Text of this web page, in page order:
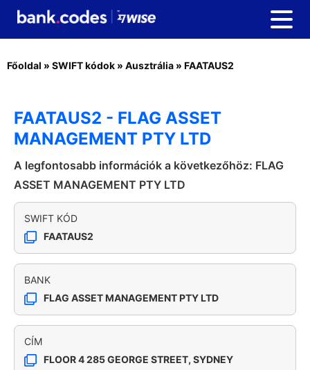
Főoldal » SWIFT kódok » Ausztrália » FAATAUS2
FAATAUS2 - FLAG ASSET
MANAGEMENT PTY LTD
A legfontosabb információk a következőhöz: FLAG
ASSET MANAGEMENT PTY LTD
SWIFT KÓD
FAATAUS2
BANK
FLAG ASSET MANAGEMENT PTY LTD
CÍM
FLOOR 4 285 GEORGE STREET, SYDNEY